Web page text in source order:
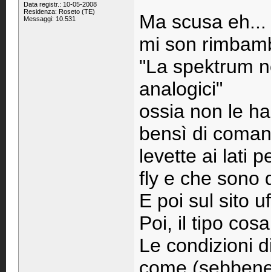
Data registr.: 10-05-2008
Residenza: Roseto (TE)
Messaggi: 10.531
Ma scusa eh...
mi son
"La spektrum
analogici"
ossia non le
bensì di
levette ai lati
fly e che sono
E poi sul sito
Poi, il tipo
Le condizioni